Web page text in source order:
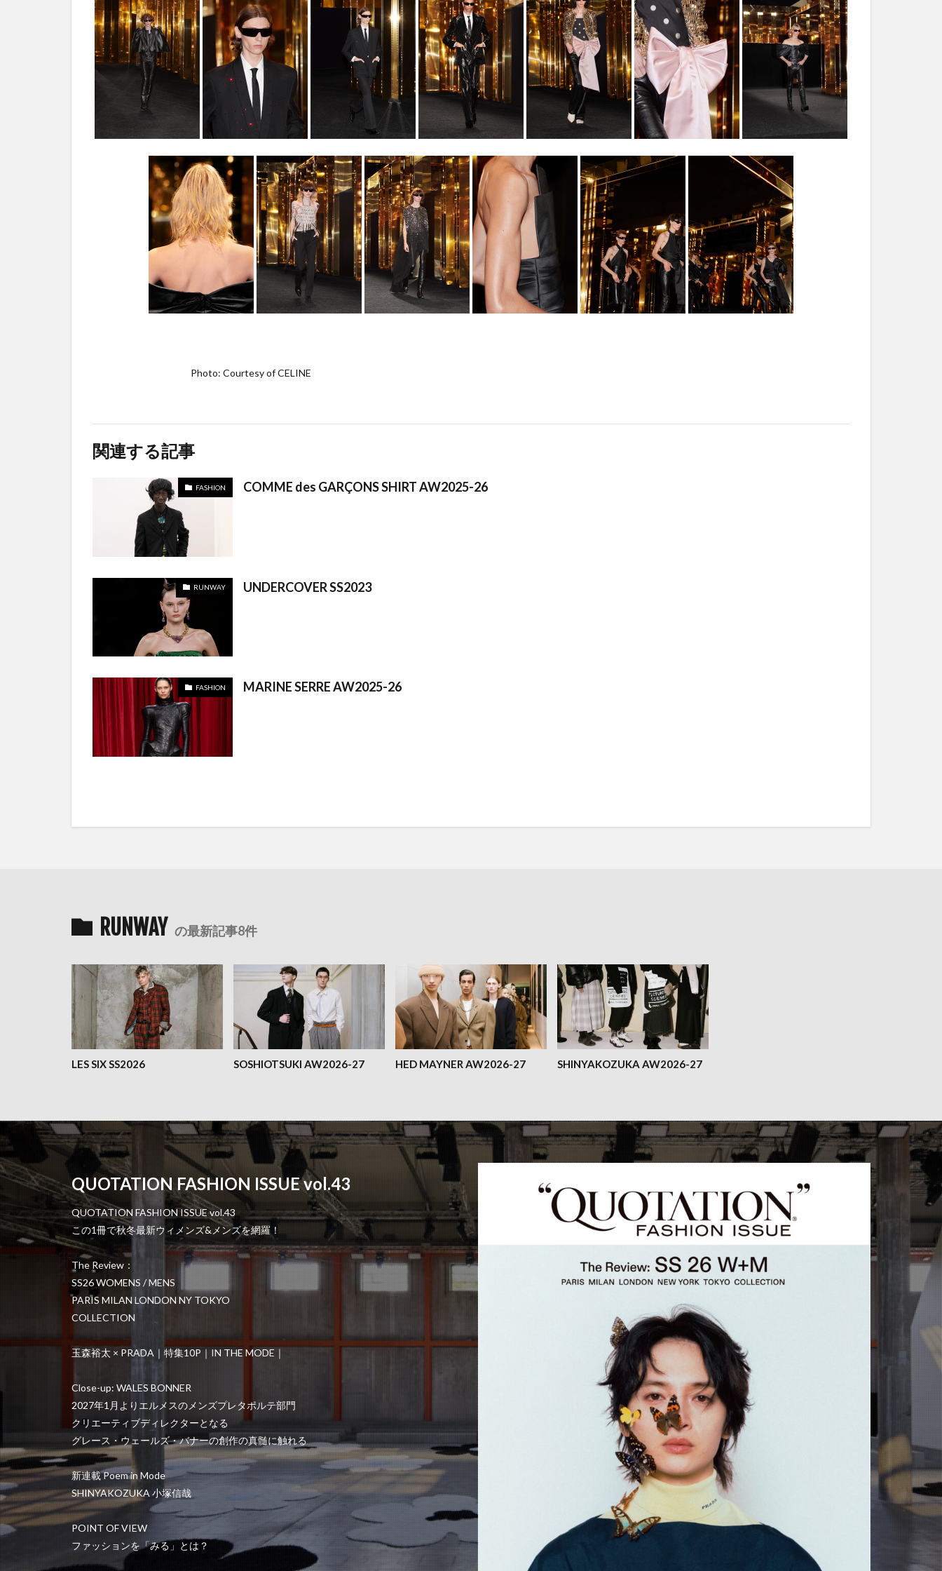
Photo: Courtesy of CELINE
関連する記事
FASHION COMME des GARÇONS SHIRT AW2025-26
RUNWAY UNDERCOVER SS2023
FASHION MARINE SERRE AW2025-26
RUNWAY の最新記事8件
LES SIX SS2026 SOSHIOTSUKI AW2026-27 HED MAYNER AW2026-27 SHINYAKOZUKA AW2026-27
QUOTATION FASHION ISSUE vol.43
QUOTATION FASHION ISSUE vol.43
この1冊で秋冬最新ウィメンズ&メンズを網羅！
The Review：
SS26 WOMENS / MENS
PARIS MILAN LONDON NY TOKYO
COLLECTION
玉森裕太 × PRADA｜特集10P｜IN THE MODE｜
Close-up: WALES BONNER
2027年1月よりエルメスのメンズプレタポルテ部門
クリエーティブディレクターとなる
グレース・ウェールズ・バナーの創作の真髄に触れる
新連載 Poem in Mode
SHINYAKOZUKA 小塚信哉
POINT OF VIEW
ファッションを「みる」とは？